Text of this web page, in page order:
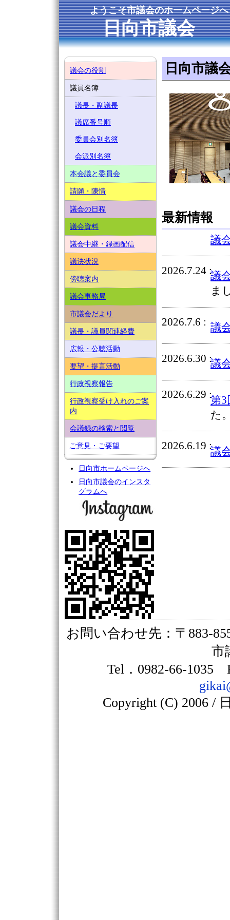
日向市議
最新情報
議
2026.7.24 議
ま
2026.7.6 議
2026.6.30 議
2026.6.29 第3
た
2026.6.19 議
議会の役割
議員名簿
議長・副議長
議席番号順
委員会別名簿
会派別名簿
本会議と委員会
請願・陳情
議会の日程
議会資料
議会中継・録画配信
議決状況
傍聴案内
議会事務局
市議会だより
議長・議員関連経費
広報・公聴活動
要望・提言活動
行政視察報告
行政視察受け入れのご案
内
会議録の検索と閲覧
ご意見・ご要望
日向市ホームページへ
日向市議会のインスタ
グラムへ
ようこそ市議会のホームページへ
日向市議会
お問い合わせ先：〒883-
市
Tel．0982-66-1035
Copyright (C) 2006 /